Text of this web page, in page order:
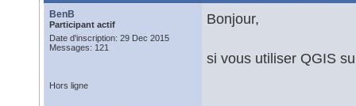
BenB
Participant actif
Date d'inscription: 29 Dec 2015
Messages: 121
Bonjour,
si vous utiliser QGIS
Hors ligne